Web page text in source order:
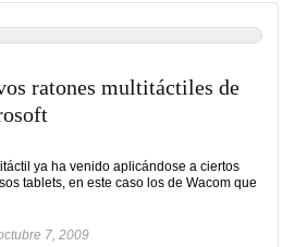
ratones multitáctiles de
ya ha venido aplicándose a ciertos
tablets, en este caso los de Wacom que
7, 2009